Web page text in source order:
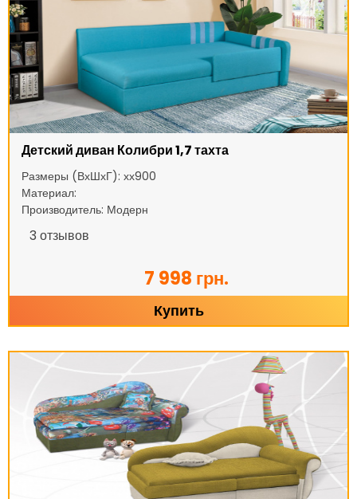
Детский диван Колибри 1,7 тахта
Размеры (ВхШхГ): хх900
Материал:
Производитель: Модерн
3 отзывов
7 998 грн.
Купить